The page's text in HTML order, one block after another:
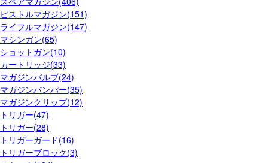
ピストルマガジン(151)
ライフルマガジン(147)
マシンガン(65)
ショットガン(10)
カートリッジ(33)
マガジンバルブ(24)
マガジンバンパー(35)
マガジンクリップ(12)
トリガー(47)
トリガー(28)
トリガーガード(16)
トリガーブロック(3)